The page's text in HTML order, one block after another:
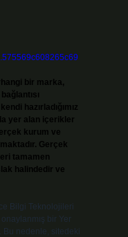
bir marka,
hazırladığımız
yer alan içerikler
kurum ve
Gerçek
tamamen
halindedir ve
Bilgi Teknolojileri
bir Yer
Bu nedenle, sitedeki